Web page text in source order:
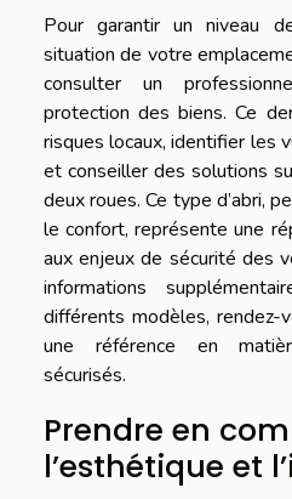
Pour garantir un niveau
situation de votre
consulter un
protection des biens. Ce
risques locaux, identifier les
et conseiller des solutions
deux roues. Ce type d’abri,
le confort, représente une
aux enjeux de sécurité des
informations
différents modèles, rendez-
une référence en
sécurisés.
Prendre en
l’esthétique et